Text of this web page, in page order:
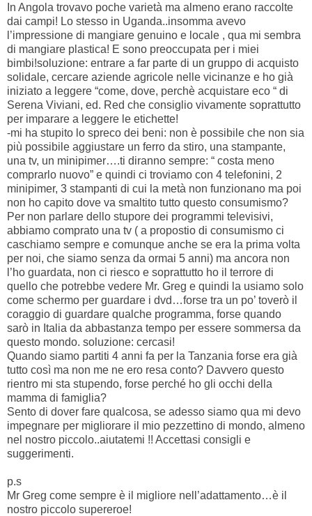
In Angola trovavo poche varietà ma almeno erano raccolte
dai campi! Lo stesso in Uganda..insomma avevo
l’impressione di mangiare genuino e locale , qua mi sembra
di mangiare plastica! E sono preoccupata per i miei
bimbi!soluzione: entrare a far parte di un gruppo di acquisto
solidale, cercare aziende agricole nelle vicinanze e ho già
iniziato a leggere “come, dove, perchè acquistare eco “ di
Serena Viviani, ed. Red che consiglio vivamente soprattutto
per imparare a leggere le etichette!
-mi ha stupito lo spreco dei beni: non è possibile che non sia
più possibile aggiustare un ferro da stiro, una stampante,
una tv, un minipimer….ti diranno sempre: “ costa meno
comprarlo nuovo” e quindi ci troviamo con 4 telefonini, 2
minipimer, 3 stampanti di cui la metà non funzionano ma poi
non ho capito dove va smaltito tutto questo consumismo?
Per non parlare dello stupore dei programmi televisivi,
abbiamo comprato una tv ( a propostio di consumismo ci
caschiamo sempre e comunque anche se era la prima volta
per noi, che siamo senza da ormai 5 anni) ma ancora non
l’ho guardata, non ci riesco e soprattutto ho il terrore di
quello che potrebbe vedere Mr. Greg e quindi la usiamo solo
come schermo per guardare i dvd…forse tra un po’ toverò il
coraggio di guardare qualche programma, forse quando
sarò in Italia da abbastanza tempo per essere sommersa da
questo mondo. soluzione: cercasi!
Quando siamo partiti 4 anni fa per la Tanzania forse era già
tutto così ma non me ne ero resa conto? Davvero questo
rientro mi sta stupendo, forse perché ho gli occhi della
mamma di famiglia?
Sento di dover fare qualcosa, se adesso siamo qua mi devo
impegnare per migliorare il mio pezzettino di mondo, almeno
nel nostro piccolo..aiutatemi !! Accettasi consigli e
suggerimenti.
p.s
Mr Greg come sempre è il migliore nell’adattamento…è il
nostro piccolo supereroe!